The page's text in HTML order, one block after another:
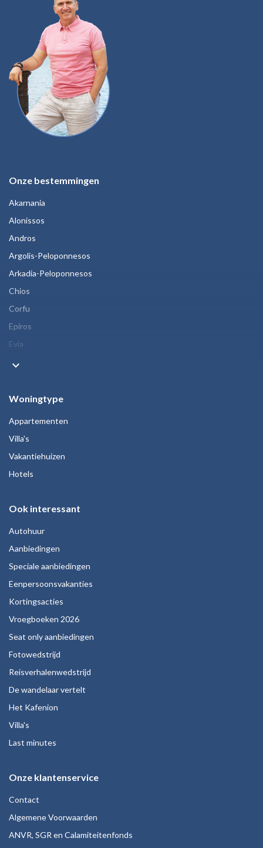
Onze bestemmingen
Akarnania
Alonissos
Andros
Argolis-Peloponnesos
Arkadia-Peloponnesos
Chios
Corfu
Epiros
Evia
keyboard_arrow_down
Woningtype
Appartementen
Villa's
Vakantiehuizen
Hotels
Ook interessant
Autohuur
Aanbiedingen
Speciale aanbiedingen
Eenpersoonsvakanties
Kortingsacties
Vroegboeken 2026
Seat only aanbiedingen
Fotowedstrijd
Reisverhalenwedstrijd
De wandelaar vertelt
Het Kafenion
Villa's
Last minutes
Onze klantenservice
Contact
Algemene Voorwaarden
ANVR, SGR en Calamiteitenfonds